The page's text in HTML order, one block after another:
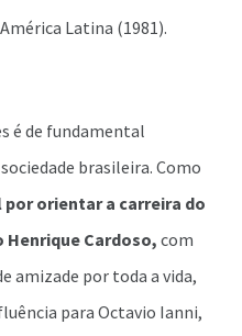
Latina (1981).
é de fundamental
brasileira. Como
orientar a carreira do
Cardoso, com
amizade por toda a vida,
para Octavio Ianni,